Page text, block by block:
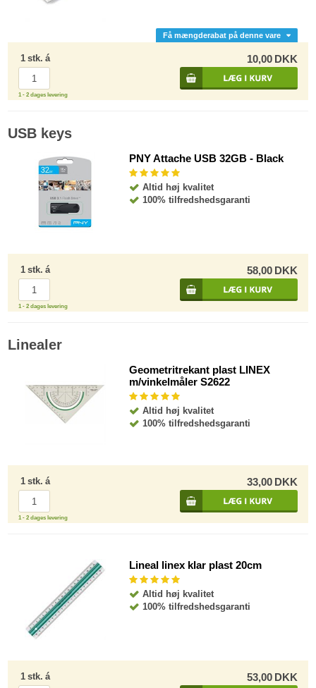
1 stk. á 10,00 DKK
Få mængderabat på denne vare
1 - 2 dages levering
USB keys
PNY Attache USB 32GB - Black
Altid høj kvalitet
100% tilfredshedsgaranti
1 stk. á 58,00 DKK
1 - 2 dages levering
Linealer
Geometritrekant plast LINEX
m/vinkelmåler S2622
Altid høj kvalitet
100% tilfredshedsgaranti
1 stk. á 33,00 DKK
1 - 2 dages levering
Lineal linex klar plast 20cm
Altid høj kvalitet
100% tilfredshedsgaranti
1 stk. á 53,00 DKK